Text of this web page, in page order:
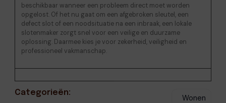
beschikbaar wanneer een probleem direct moet worden
opgelost. Of het nu gaat om een afgebroken sleutel, een
defect slot of een noodsituatie na een inbraak, een lokale
slotenmaker zorgt snel voor een veilige en duurzame
oplossing. Daarmee kies je voor zekerheid, veiligheid en
professioneel vakmanschap.
Categorieën:
Wonen